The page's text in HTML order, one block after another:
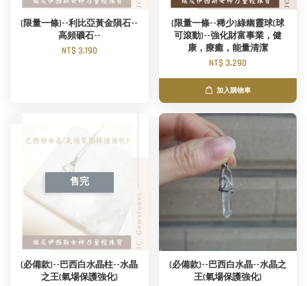
(限量一條)--利比亞黃金隕石--
高頻礦石--
NT$ 3,190
(限量一條--稀少)綠幽靈球(球
可滾動)--強化財富事業，健
康，療癒，能量清潔
NT$ 3,290
加入購物車
售完
(必備款)--巴西白水晶柱--水晶
之王(氣場保護強化)
(必備款)--巴西白水晶--水晶之
王(氣場保護強化)